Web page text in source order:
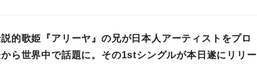
的歌姫『アリーヤ』の兄が日本人アーティストをプロ
ら世界中で話題に。その1stシングルが本日遂にリリー